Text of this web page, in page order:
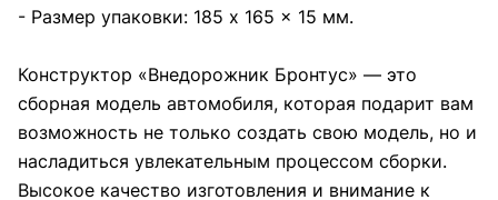
- Размер упаковки: 185 x 165 x 15 мм.
Конструктор «Внедорожник Бронтус» — это
сборная модель автомобиля, которая подарит вам
возможность не только создать свою модель, но и
насладиться увлекательным процессом сборки.
Высокое качество изготовления и внимание к